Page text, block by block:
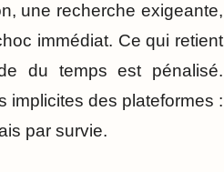
une recherche exigeante,
immédiat. Ce qui retient
du temps est pénalisé.
implicites des plateformes :
par survie.